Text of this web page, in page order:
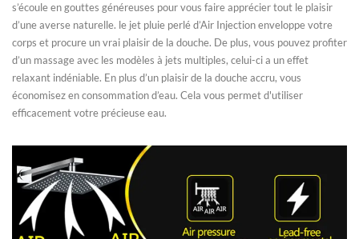
s’écoule en gouttes généreuses pour vous faire apprécier tout le plaisir
d’une averse naturelle. le jet pluie perlé d’Air Injection enveloppe votre
corps et procure un vrai plaisir de la douche. De plus, vous pouvez profiter
d’un massage avec les modèles à jets multiples, celui-ci a un effet
relaxant indéniable. En plus d’un plaisir de la douche accru, vous
économisez en consommation d’eau. Cela vous permet d'utiliser
efficacement votre précieuse eau.